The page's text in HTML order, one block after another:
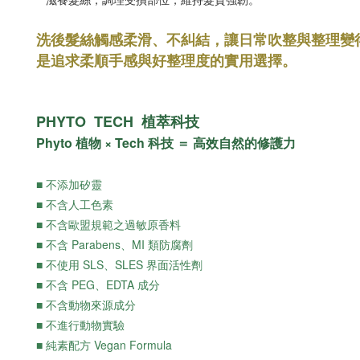
洗後髮絲觸感柔滑、不糾結，讓日常吹整與整理變
是追求柔順手感與好整理度的實用選擇。
PHYTO TECH 植萃科技
Phyto 植物 × Tech 科技 ＝ 高效自然的修護力
■ 不添加矽靈
■ 不含人工色素
■ 不含歐盟規範之過敏原香料
■ 不含 Parabens、MI 類防腐劑
■ 不使用 SLS、SLES 界面活性劑
■ 不含 PEG、EDTA 成分
■ 不含動物來源成分
■ 不進行動物實驗
■ 純素配方 Vegan Formula